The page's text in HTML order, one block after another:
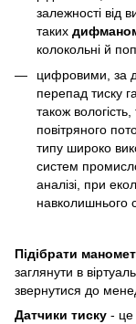
залежності від
таких
колокольні й
цифровими, за
перепад тиску
також
повітряного
типу широко
систем
аналізі, при
навколишнього
Підібрати
заглянути в
звернутися до
Датчики тиску - це